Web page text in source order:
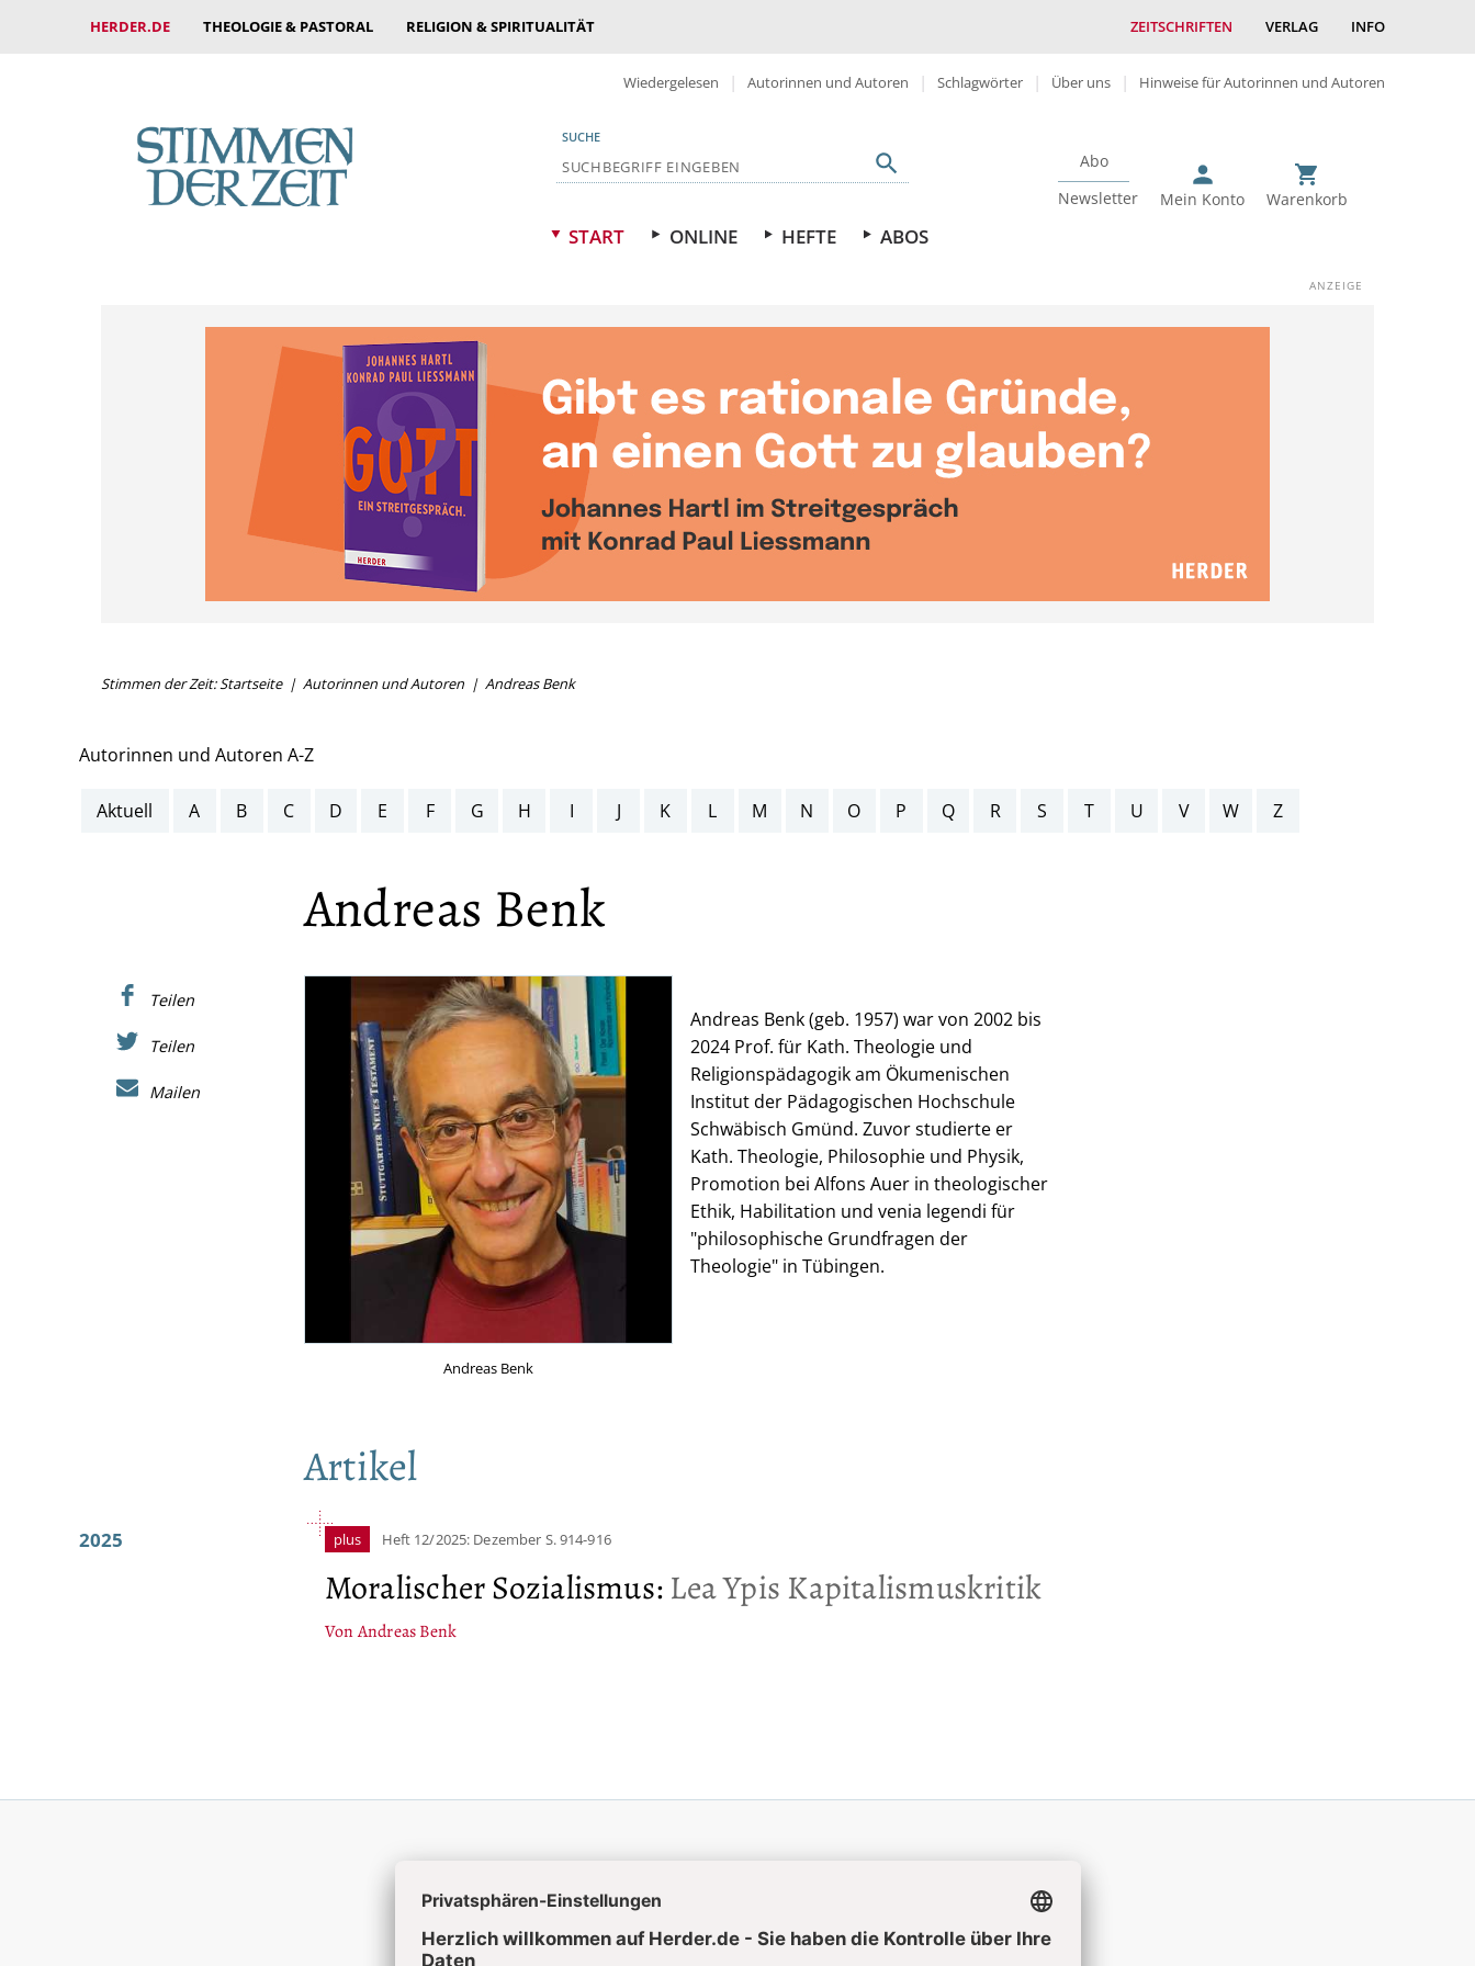
HERDER.DE THEOLOGIE & PASTORAL RELIGION & SPIRITUALITÄT ZEITSCHRIFTEN VERLAG INFO
Wiedergelesen Autorinnen und Autoren Schlagwörter Über uns Hinweise für Autorinnen und Autoren
SUCHE
Abo
Newsletter
Mein Konto Warenkorb
START ONLINE HEFTE ABOS
Stimmen der Zeit: Startseite Autorinnen und Autoren Andreas Benk
Autorinnen und Autoren A-Z
Aktuell A B C D E F G H I J K L M N O P Q R S T U V W Z
Andreas Benk
Andreas Benk
Andreas Benk (geb. 1957) war von 2002 bis
2024 Prof. für Kath. Theologie und
Religionspädagogik am Ökumenischen
Institut der Pädagogischen Hochschule
Schwäbisch Gmünd. Zuvor studierte er
Kath. Theologie, Philosophie und Physik,
Promotion bei Alfons Auer in theologischer
Ethik, Habilitation und venia legendi für
"philosophische Grundfragen der
Theologie" in Tübingen.
Teilen
Teilen
Mailen
Artikel
2025 plus Heft 12/2025: Dezember S. 914-916
Moralischer Sozialismus: Lea Ypis Kapitalismuskritik
Von Andreas Benk
Aktuelle Hefte